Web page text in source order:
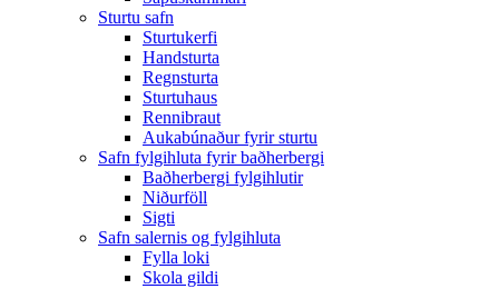
Sturtu safn
Sturtukerfi
Handsturta
Regnsturta
Sturtuhaus
Rennibraut
Aukabúnaður fyrir sturtu
Safn fylgihluta fyrir baðherbergi
Baðherbergi fylgihlutir
Niðurföll
Sigti
Safn salernis og fylgihluta
Fylla loki
Skola gildi